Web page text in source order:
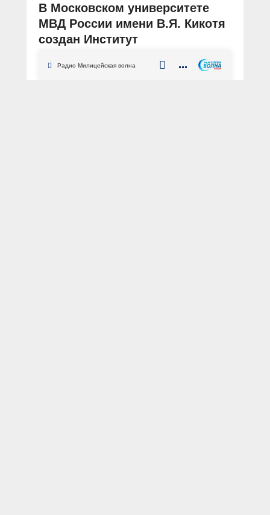
В Московском университете
МВД России имени В.Я. Кикотя
создан Институт
телекоммуникаций в органах
Радио Милицейская волна